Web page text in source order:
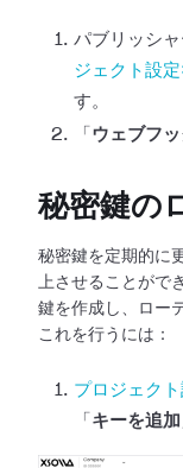
パブリッシ
ジェクト設
す。
「 ウェブフ
秘密鍵の
秘密鍵を定期的に
上させることがで
鍵を作成し、ロー
これを行うには：
プロジェク
「 キーを追加